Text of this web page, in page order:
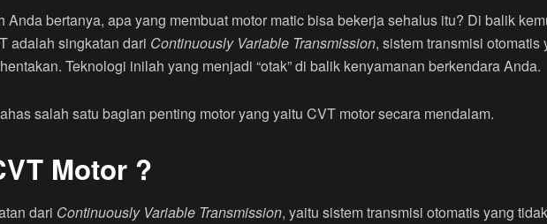
Anda bertanya, apa yang membuat motor matic bisa bekerja sehalus itu? Di balik
adalah singkatan dari Continuously Variable Transmission, sistem transmisi
Teknologi inilah yang menjadi “otak” di balik kenyamanan berkendara Anda.
salah satu bagian penting motor yang yaitu CVT motor secara mendalam.
Motor ?
dari Continuously Variable Transmission, yaitu sistem transmisi otomatis yang